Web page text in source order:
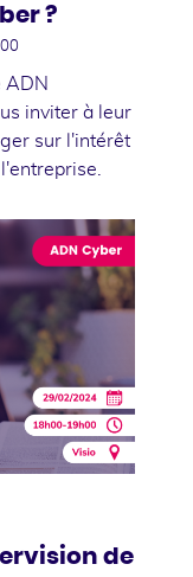
?
ADN
inviter à leur
sur l'intérêt
de